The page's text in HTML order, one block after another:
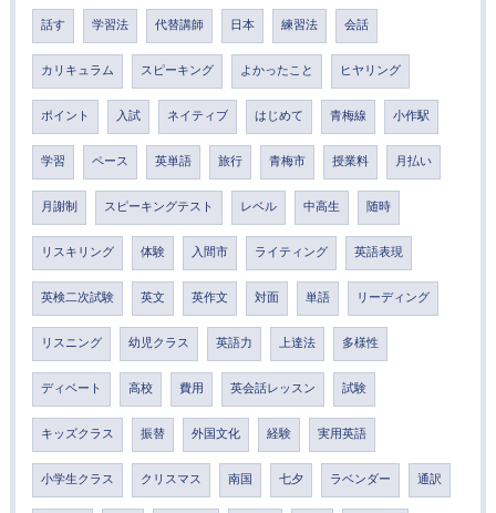
話す 学習法 代替講師 日本 練習法 会話
カリキュラム スピーキング よかったこと ヒヤリング
ポイント 入試 ネイティブ はじめて 青梅線 小作駅
学習 ペース 英単語 旅行 青梅市 授業料 月払い
月謝制 スピーキングテスト レベル 中高生 随時
リスキリング 体験 入間市 ライティング 英語表現
英検二次試験 英文 英作文 対面 単語 リーディング
リスニング 幼児クラス 英語力 上達法 多様性
ディベート 高校 費用 英会話レッスン 試験
キッズクラス 振替 外国文化 経験 実用英語
小学生クラス クリスマス 南国 七夕 ラベンダー 通訳